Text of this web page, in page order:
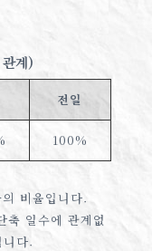
계)
전일
100%
비율입니다.
축 일수에 관계없
다.